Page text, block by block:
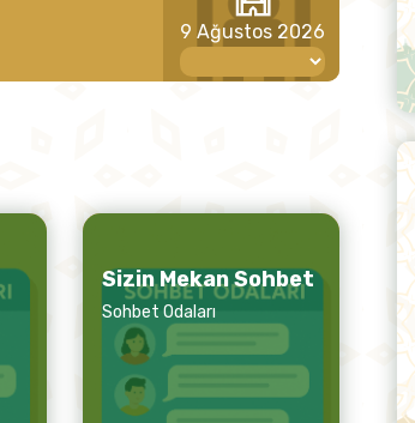
9 Ağustos 2026
Sizin Mekan Sohbet
Sohbet Odaları